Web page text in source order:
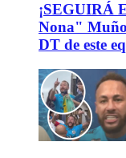
¡SEGUIRÁ
Nona"
DT de este